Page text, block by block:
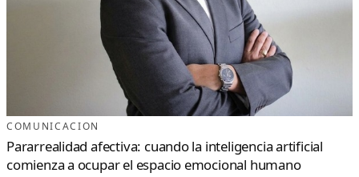
COMUNICACION
Pararrealidad afectiva: cuando la inteligencia artificial
comienza a ocupar el espacio emocional humano